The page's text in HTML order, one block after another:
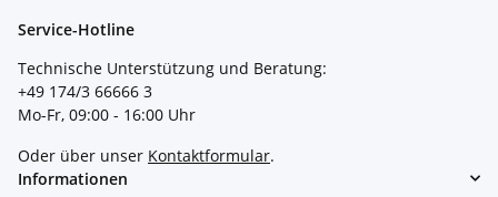
Service-Hotline
Technische Unterstützung und Beratung:
+49 174/3 66666 3
Mo-Fr, 09:00 - 16:00 Uhr
Oder über unser Kontaktformular.
Informationen